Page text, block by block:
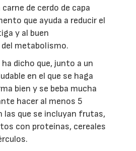
de cerdo de capa
que ayuda a reducir el
y al buen
metabolismo.
dicho que, junto a un
en el que se haga
bien y se beba mucha
hacer al menos 5
las que se incluyan frutas,
con proteínas, cereales